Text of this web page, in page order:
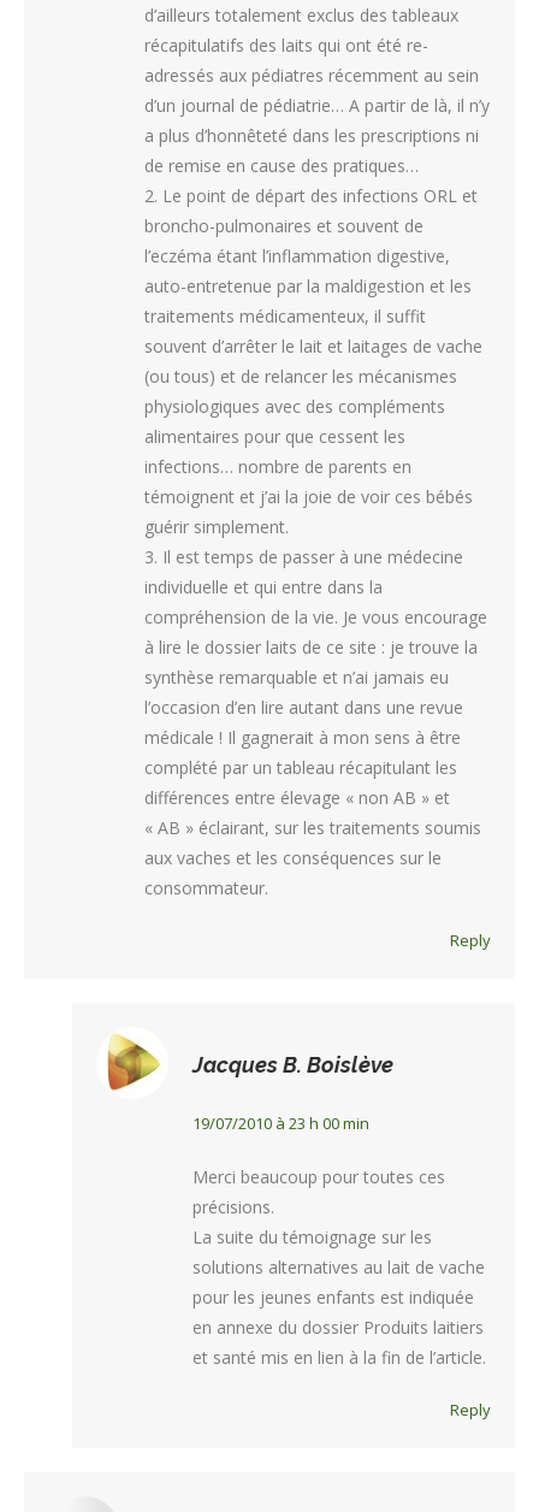
d’ailleurs totalement exclus des tableaux
récapitulatifs des laits qui ont été re-
adressés aux pédiatres récemment au sein
d’un journal de pédiatrie… A partir de là, il n’y
a plus d’honnêteté dans les prescriptions ni
de remise en cause des pratiques…
2. Le point de départ des infections ORL et
broncho-pulmonaires et souvent de
l’eczéma étant l’inflammation digestive,
auto-entretenue par la maldigestion et les
traitements médicamenteux, il suffit
souvent d’arrêter le lait et laitages de vache
(ou tous) et de relancer les mécanismes
physiologiques avec des compléments
alimentaires pour que cessent les
infections… nombre de parents en
témoignent et j’ai la joie de voir ces bébés
guérir simplement.
3. Il est temps de passer à une médecine
individuelle et qui entre dans la
compréhension de la vie. Je vous encourage
à lire le dossier laits de ce site : je trouve la
synthèse remarquable et n’ai jamais eu
l’occasion d’en lire autant dans une revue
médicale ! Il gagnerait à mon sens à être
complété par un tableau récapitulant les
différences entre élevage « non AB » et
« AB » éclairant, sur les traitements soumis
aux vaches et les conséquences sur le
consommateur.
Reply
Jacques B. Boislève
19/07/2010 à 23 h 00 min
Merci beaucoup pour toutes ces
précisions.
La suite du témoignage sur les
solutions alternatives au lait de vache
pour les jeunes enfants est indiquée
en annexe du dossier Produits laitiers
et santé mis en lien à la fin de l’article.
Reply